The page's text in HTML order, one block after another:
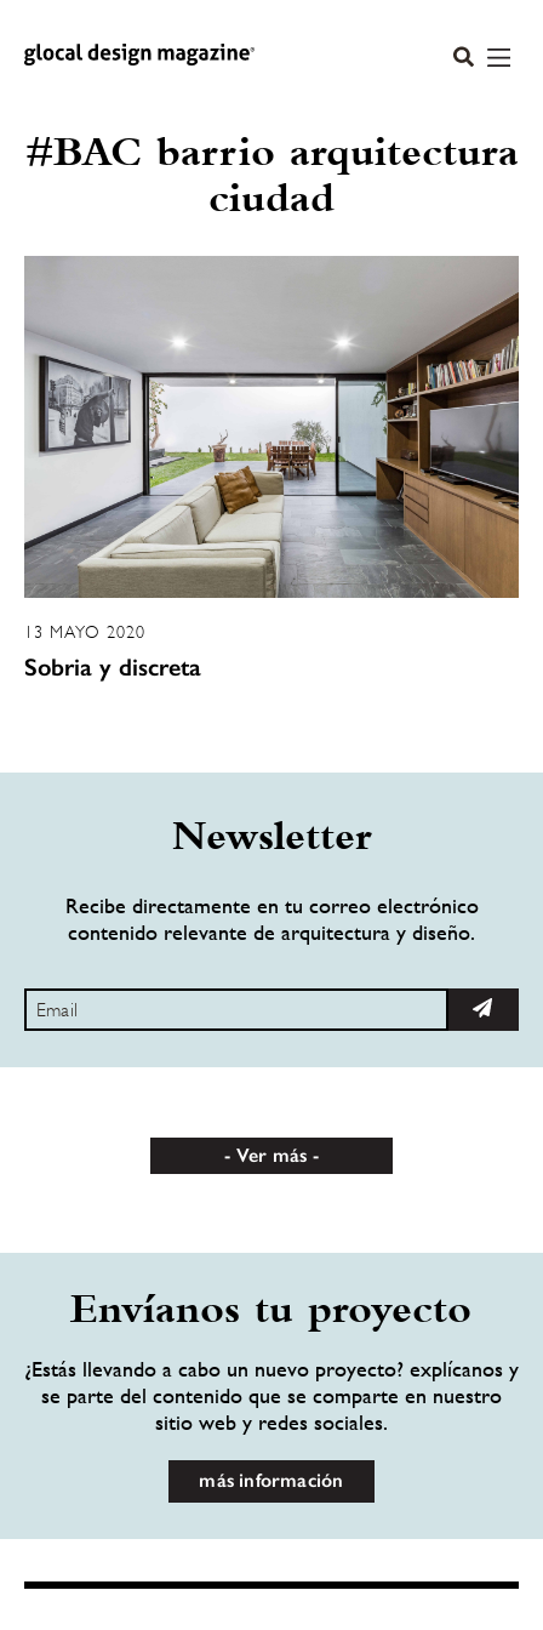
#BAC barrio arquitectura
ciudad
13 MAYO 2020
Sobria y discreta
Newsletter
Recibe directamente en tu correo electrónico
contenido relevante de arquitectura y diseño.
Ver más
Envíanos tu proyecto
¿Estás llevando a cabo un nuevo proyecto? explícanos y
se parte del contenido que se comparte en nuestro
sitio web y redes sociales.
más información